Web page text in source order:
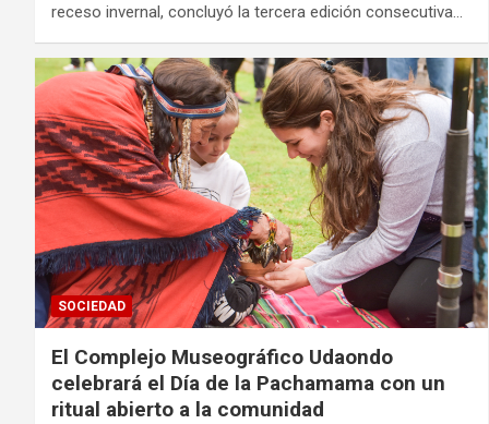
receso invernal, concluyó la tercera edición consecutiva…
SOCIEDAD
El Complejo Museográfico Udaondo
celebrará el Día de la Pachamama con un
ritual abierto a la comunidad